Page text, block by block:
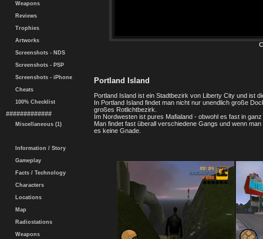
Weapons
Reviews
Trophies
Artworks
Screenshots - NDS
Screenshots - PSP
Screenshots - iPhone
Cheats
100% Checklist
#############
Miscellaneous (1)
Information / Story
Gameplay
Facts / Technology
Characters
Locations
Map
Radiostations
Weapons
Portland Island
Portland Island ist ein Stadtbezirk von Liberty City und ist
In Portland Island findet man nicht nur unendlich große
großes Rotlichtbezirk.
Im Nordwesten ist pures Mafialand - obwohl es fast in
Man findet fast überall verschiedene Gangs und wenn
es keine Gnade.